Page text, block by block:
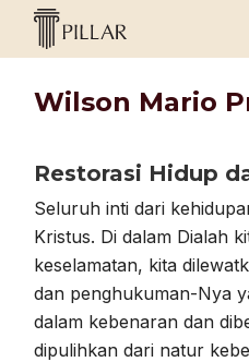
Wilson Mario
Restorasi Hidup
Seluruh inti dari
Kristus. Di dalam Dialah
keselamatan, kita
dan penghukuman-Nya
dalam kebenaran dan
dipulihkan dari natur